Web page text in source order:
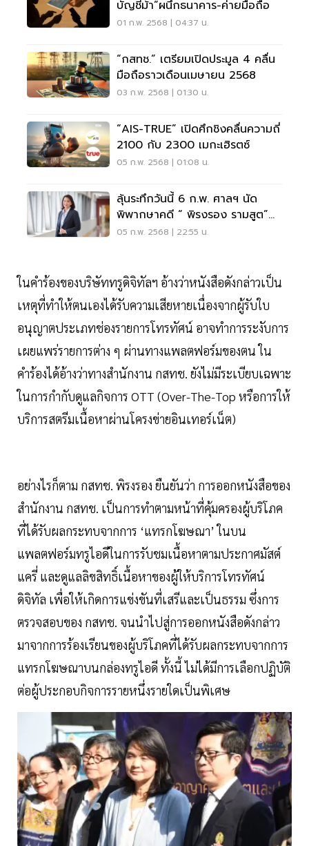
บัญชีม้า”ผนึกธนาคาร-ค่ายมือถือ
01 ก.พ. 2568 | 04:37 น.
“กสทช.” เตรียมเปิดประมูล 4 คลื่น
มือถือราวเดือนเมษายน 2568
03 ก.พ. 2568 | 01:30 น.
“AIS-TRUE” เปิดศึกชิงคลื่นความถี่
2100 กับ 2300 เมกะเฮิรตซ์
05 ก.พ. 2568 | 01:08 น.
ลุ้นระทึกวันนี้ 6 ก.พ. ศาลฯ นัด
พิพากษาคดี “ พิรงรอง รามสูต”
คดีทรูไอดียื่นฟ้อง
05 ก.พ. 2568 | 22:55 น.
ในคำร้องของบริษัททรูดิจิทัลฯ อ้างว่าหนังสือดังกล่าวเป็น
เหตุที่ทำให้ตนเองได้รับความเสียหายเนื่องจากผู้รับใบ
อนุญาตประเภทช่องรายการโทรทัศน์ อาจทำการระงับการ
เผยแพร่รายการต่าง ๆ ผ่านทางแพลตฟอร์มของตน ใน
คำร้องได้อ้างว่าทางสำนักงาน กสทช. ยังไม่มีระเบียบเฉพาะ
ในการกำกับดูแลกิจการ OTT (Over-The-Top หรือการให้
บริการสตรีมเนื้อหาผ่านโครงข่ายอินเทอร์เน็ต)
อย่างไรก็ตาม กสทช. พิรงรอง ยืนยันว่า การออกหนังสือของ
สำนักงาน กสทช. เป็นการทำตามหน้าที่คุ้มครองผู้บริโภค
ที่ได้รับผลกระทบจากการ ‘แทรกโฆษณา’ ในบน
แพลตฟอร์มทรูไอดีในการรับชมเนื้อหาตามประกาศมัสต์
แครี่ และดูแลลิขสิทธิ์เนื้อหาของผู้ให้บริการโทรทัศน์
ดิจิทัล เพื่อให้เกิดการแข่งขันที่เสรีและเป็นธรรม ซึ่งการ
ตรวจสอบของ กสทช. จนนำไปสู่การออกหนังสือดังกล่าว
มาจากการร้องเรียนของผู้บริโภคที่ได้รับผลกระทบจากการ
แทรกโฆษณาบนกล่องทรูไอดี ทั้งนี้ ไม่ได้มีการเลือกปฏิบัติ
ต่อผู้ประกอบกิจการรายหนึ่งรายใดเป็นพิเศษ